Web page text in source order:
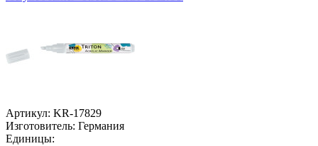
Артикул: KR-17829
Изготовитель: Германия
Единицы: